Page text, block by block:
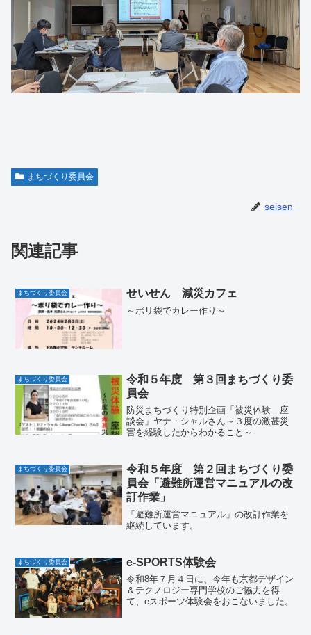
まちづくり委員会
seisen
関連記事
まちづくり委員会 せいせん 減災カフェ
～ポリ袋でカレー作り～
まちづくり委員会
令和５年度 第３回まちづくり委
員会
防災まちづくり特別企画「被災体験 座
談会」ヤナ・シャルさん～３度の激甚災
害を経験したからわかること～
まちづくり委員会
令和５年度 第２回まちづくり委
員会「避難所運営マニュアルの改
訂作業」
「避難所運営マニュアル」の改訂作業を
継続しています。
まちづくり委員会 e-SPORTS体験会
令和8年７月４日に、今年も京都デザイン
＆テクノロジー専門学校のご協力を得
て、eスポーツ体験会をおこないました。